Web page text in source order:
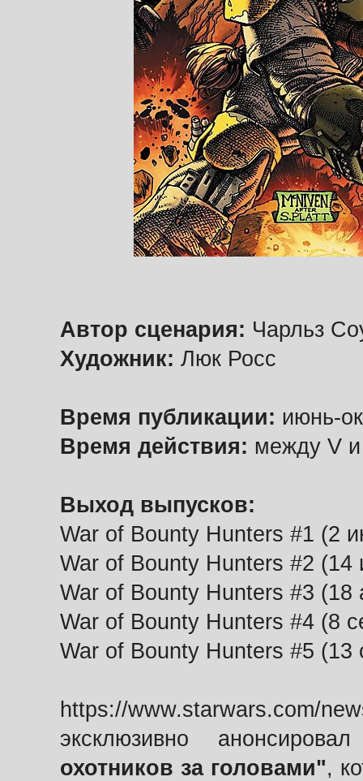
Автор сценария: Чарльз
Художник: Люк Росс
Время публикации: июнь-
Время действия: между V
Выход выпусков:
War of Bounty Hunters #1 (2
War of Bounty Hunters #2 (14
War of Bounty Hunters #3 (18
War of Bounty Hunters #4 (8
War of Bounty Hunters #5 (13
https://www.starwars.com/
эксклюзивно
охотников за головами",